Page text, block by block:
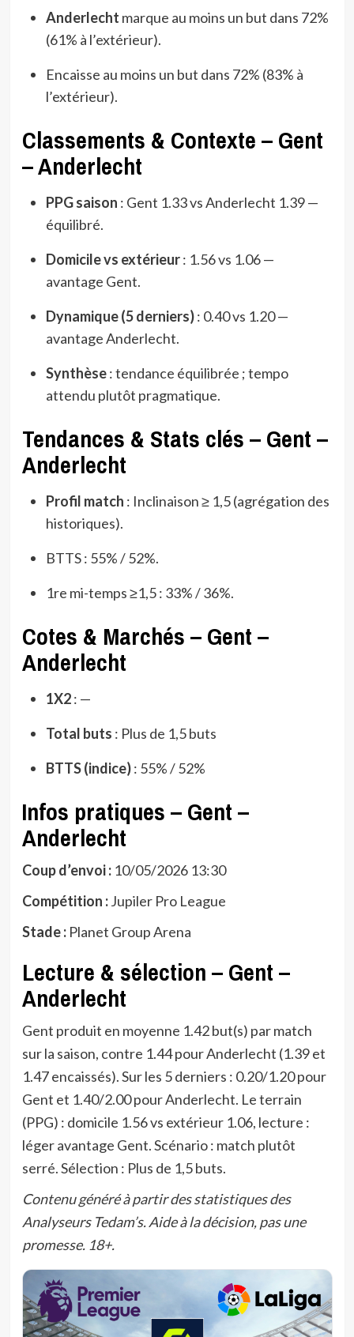
Anderlecht marque au moins un but dans 72%
(61% à l’extérieur).
Encaisse au moins un but dans 72% (83% à
l’extérieur).
Classements & Contexte – Gent
– Anderlecht
PPG saison : Gent 1.33 vs Anderlecht 1.39 —
équilibré.
Domicile vs extérieur: 1.56 vs 1.06 —
avantage Gent.
Dynamique (5 derniers): 0.40 vs 1.20 —
avantage Anderlecht.
Synthèse: tendance équilibrée ; tempo
attendu plutôt pragmatique.
Tendances & Stats clés – Gent –
Anderlecht
Profil match : Inclinaison ≥ 1,5 (agrégation des
historiques).
BTTS : 55% / 52%.
1re mi-temps ≥1,5 : 33% / 36%.
Cotes & Marchés – Gent –
Anderlecht
1X2: —
Total buts : Plus de 1,5 buts
BTTS (indice): 55% / 52%
Infos pratiques – Gent –
Anderlecht
Coup d’envoi :10/05/2026 13:30
Compétition :Jupiler Pro League
Stade :Planet Group Arena
Lecture & sélection – Gent –
Anderlecht
Gent produit en moyenne 1.42 but(s) par match
sur la saison, contre 1.44 pour Anderlecht (1.39 et
1.47 encaissés). Sur les 5 derniers : 0.20/1.20 pour
Gent et 1.40/2.00 pour Anderlecht. Le terrain
(PPG) : domicile 1.56 vs extérieur 1.06, lecture :
léger avantage Gent. Scénario : match plutôt
serré. Sélection : Plus de 1,5 buts.
Contenu généré à partir des statistiques des
Analyseurs Tedam’s. Aide à la décision, pas une
promesse. 18+.